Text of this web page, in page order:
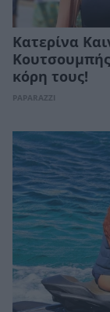
Κατερίνα
κόρη τους!
PAPARAZZI